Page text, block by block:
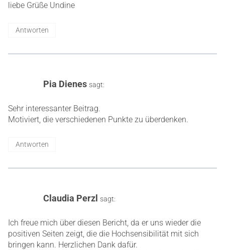
liebe Grüße Undine
Antworten
Pia Dienes sagt:
Sehr interessanter Beitrag.
Motiviert, die verschiedenen Punkte zu überdenken.
Antworten
Claudia Perzl sagt:
Ich freue mich über diesen Bericht, da er uns wieder die
positiven Seiten zeigt, die die Hochsensibilität mit sich
bringen kann. Herzlichen Dank dafür.